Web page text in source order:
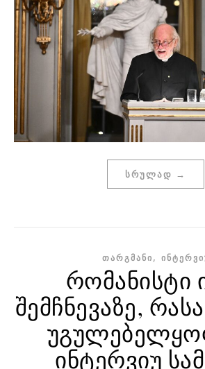
ᲡᲠᲣᲚᲐᲓ →
ᲗᲐᲠᲒᲛᲐᲜᲘ,
რომანისტი
შემჩნევაზე,
ინტერვიუ